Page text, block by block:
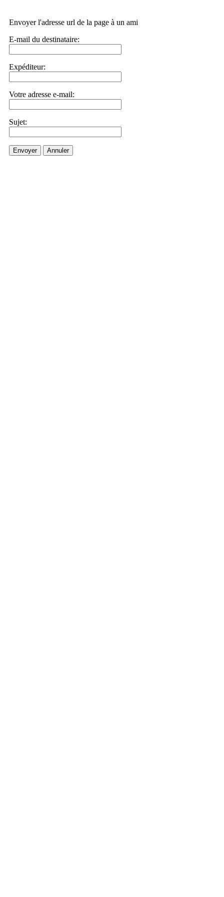
Envoyer l'adresse url de la page à un ami
E-mail du destinataire:
Expéditeur:
Votre adresse e-mail:
Sujet:
Envoyer Annuler